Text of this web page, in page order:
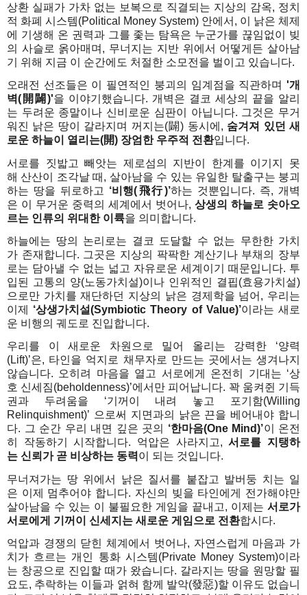
상환 실패가 가차 없는 보복으로 직결되는 지상의 감옥, 정치
적 화폐 시스템(Political Money System) 안에서 , 이 낡은 체제
에 기생해 온 권력과 그를 좇는 탐욕은 누군가를 끊임없이 빚
의 사슬로 옭아매며 , 무너지는 지반 위에서 어떻게든 살아남
기 위해 지금 이 순간에도 처절한 소모전을 벌이고 있습니다.
오래전 선조들은 이 필연적인 붕괴의 임계점을 직관하며 '개
벽( 開闢 )'을 이야기했습니다. 개벽은 결코 세상의 끝을 알리
는 두려운 종말이나 신비로운 심판이 아닙니다. 그것은 무거
워진 낡은 땅이 갈라지며 꺼지는(闢) 동시에 , 숨겨져 있던 새
로운 하늘이 열리는(開) 장엄한 우주적 전환입니다.
서로를
짓밟고 빼앗는 제로섬의 지반이 한계를 이기지
못
해 산산이 조각날 때 , 살아남을 수 있는 유일한 탈출구는 붕괴
하는 땅을 뒤로하고 ‘비행(飛行)’하는 것뿐입니다. 즉, 개벽
은 이 무거운 중력의 세계에서 벗어나, 상생의 하늘로 솟아오
르는 인류의 위대한 이륙을 의미합니다.
하늘에는 땅의 논리로는 결코 도달할 수 없는 무한한 가치
가 존재합니다. 그곳은 지상의 팍팍한 계산기나 부채의
장부
로는 담아낼 수 없는 넓고 자유로운 세계이기 때문입니다. 투
입된 고통의 양(노동가치설)이나 인위적인 결핍(효용가치설)
으로만 가치를 재단하던 지상의 낡은 경제학을 넘어 , 우리는
이제 ‘상생가치설(Symbiotic Theory of Value)’이라는 새로
운 비행의 궤도로 진입합니다.
우리를
이 새로운 차원으로 밀어 올리는 강력한 ‘양력
(Lift)’은, 타인을 억지로 채무자로 만드는 곳에서는 생겨나지
않습니다. 오히려 마음을 열고 서로에게 온전히 기대는 ‘상
호 신세짐(beholdenness)’에서만 피어납니다. 꽉 움켜쥔 기득
권과 두려움을 ‘기꺼이 내려 놓고 포기함(Willing
Relinquishment)’ 으로써 지면과의 낡은 끈을 베어내야 합니
다. 그 순간 우리 내면 깊은 곳의 ‘한마음(One Mind)’이
온전
히
작동하기 시작합니다. 억압은 사라지고,서로를 지탱하
는 신뢰가 곧 비상하는 동력 이 되는 것입니다.
무너져가는 땅 위에서 낡은 질서를 붙잡고 발버둥 치는 일
은 이제 멈추어야 합니 다. 자신의 빚을 타인에게 전가해야만
살아남을 수 있는 이 불필요한 게임을 끝내고, 이제는 서로가
서로에게 기꺼이 신세지는 새로운 게임으로 전환합시다.
억압과 경쟁의 닫힌 체계에서 벗어나, 자연스럽게 마음과 가
치가 흐르는 개인 통화 시스템(Private Money System)이라
는 창공으로 진입할 때가 왔습니다. 갈라지는 땅을 원망할 필
요도, 추락하는 이들과 얽혀 함께 발악(發惡)할 이유도 없습니